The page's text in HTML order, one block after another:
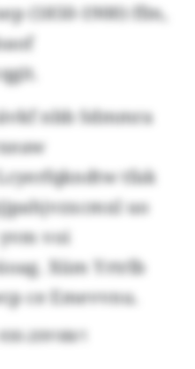
(1850-1900) ffm,
nbb Sdmmra
tfak
uo
voi
Xüm Yrtrlb
ce Emevvnu.
209188/1